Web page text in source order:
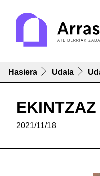
Hasiera Udala
2021/11/18